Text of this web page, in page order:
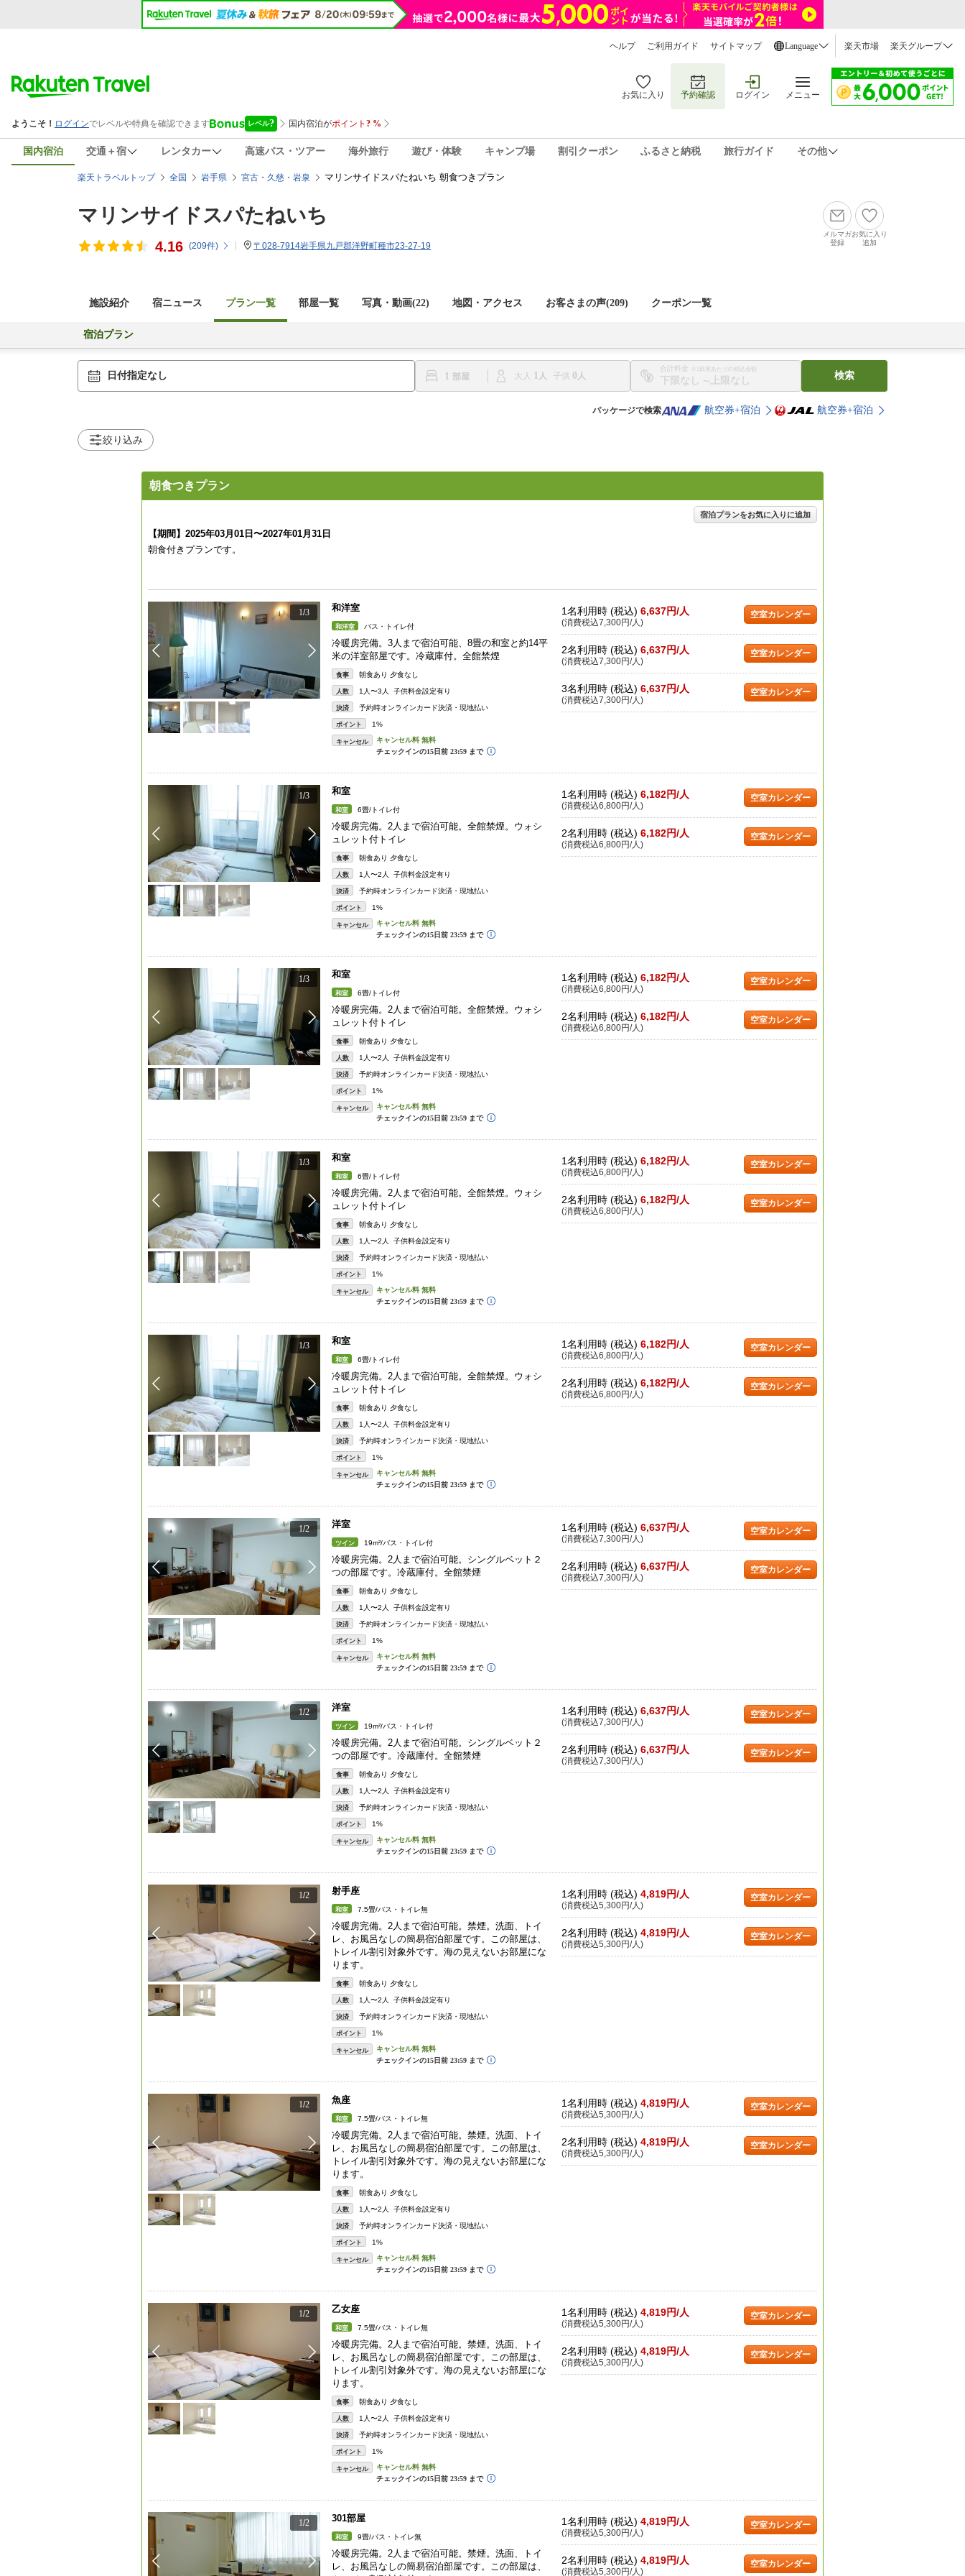
ヘルプ ご利用ガイド サイトマップ Language 楽天市場 楽天グループ
お気に入り 予約確認 ログイン メニュー
国内宿泊 交通＋宿 レンタカー 高速バス・ツアー 海外旅行 遊び・体験 キャンプ場 割引クーポン ふるさと納税 旅行ガイド その他
楽天トラベルトップ 全国 岩手県 宮古・久慈・岩泉 マリンサイドスパたねいち 朝食つきプラン
マリンサイドスパたねいち
4.16 (209件) 〒028-7914岩手県九戸郡洋野町種市23-27-19
メルマガ
登録
お気に入り
追加
施設紹介 宿ニュース プラン一覧 部屋一覧 写真・動画(22) 地図・アクセス お客さまの声(209) クーポン一覧
宿泊プラン
日付指定なし 1 大人 1 子供 0
合計料金 ※1部屋あたりの税込金額
〜
検索
パッケージで検索 航空券+宿泊 航空券+宿泊
絞り込み
朝食つきプラン
宿泊プランをお気に入りに追加
【期間】2025年03月01日〜2027年01月31日
朝食付きプランです。
1/3 和洋室
和洋室 バス・トイレ付
冷暖房完備。3人まで宿泊可能、8畳の和室と約14平
米の洋室部屋です。冷蔵庫付。全館禁煙
食事 朝食あり 夕食なし
人数 1人〜3人 子供料金設定有り
決済 予約時オンラインカード決済・現地払い
ポイント 1%
キャンセル
1名利用時 (税込) 6,637円/人
(消費税込7,300円/人)
空室カレンダー
2名利用時 (税込) 6,637円/人
(消費税込7,300円/人)
空室カレンダー
3名利用時 (税込) 6,637円/人
(消費税込7,300円/人)
空室カレンダー
1/3 和室
和室 6畳/トイレ付
冷暖房完備。2人まで宿泊可能。全館禁煙。ウォシ
ュレット付トイレ
食事 朝食あり 夕食なし
人数 1人〜2人 子供料金設定有り
決済 予約時オンラインカード決済・現地払い
ポイント 1%
キャンセル
1名利用時 (税込) 6,182円/人
(消費税込6,800円/人)
空室カレンダー
2名利用時 (税込) 6,182円/人
(消費税込6,800円/人)
空室カレンダー
1/3 和室
和室 6畳/トイレ付
冷暖房完備。2人まで宿泊可能。全館禁煙。ウォシ
ュレット付トイレ
食事 朝食あり 夕食なし
人数 1人〜2人 子供料金設定有り
決済 予約時オンラインカード決済・現地払い
ポイント 1%
キャンセル
1名利用時 (税込) 6,182円/人
(消費税込6,800円/人)
空室カレンダー
2名利用時 (税込) 6,182円/人
(消費税込6,800円/人)
空室カレンダー
1/3 和室
和室 6畳/トイレ付
冷暖房完備。2人まで宿泊可能。全館禁煙。ウォシ
ュレット付トイレ
食事 朝食あり 夕食なし
人数 1人〜2人 子供料金設定有り
決済 予約時オンラインカード決済・現地払い
ポイント 1%
キャンセル
1名利用時 (税込) 6,182円/人
(消費税込6,800円/人)
空室カレンダー
2名利用時 (税込) 6,182円/人
(消費税込6,800円/人)
空室カレンダー
1/3 和室
和室 6畳/トイレ付
冷暖房完備。2人まで宿泊可能。全館禁煙。ウォシ
ュレット付トイレ
食事 朝食あり 夕食なし
人数 1人〜2人 子供料金設定有り
決済 予約時オンラインカード決済・現地払い
ポイント 1%
キャンセル
1名利用時 (税込) 6,182円/人
(消費税込6,800円/人)
空室カレンダー
2名利用時 (税込) 6,182円/人
(消費税込6,800円/人)
空室カレンダー
1/2 洋室
ツイン 19m²/バス・トイレ付
冷暖房完備。2人まで宿泊可能。シングルベット２
つの部屋です。冷蔵庫付。全館禁煙
食事 朝食あり 夕食なし
人数 1人〜2人 子供料金設定有り
決済 予約時オンラインカード決済・現地払い
ポイント 1%
キャンセル
1名利用時 (税込) 6,637円/人
(消費税込7,300円/人)
空室カレンダー
2名利用時 (税込) 6,637円/人
(消費税込7,300円/人)
空室カレンダー
1/2 洋室
ツイン 19m²/バス・トイレ付
冷暖房完備。2人まで宿泊可能。シングルベット２
つの部屋です。冷蔵庫付。全館禁煙
食事 朝食あり 夕食なし
人数 1人〜2人 子供料金設定有り
決済 予約時オンラインカード決済・現地払い
ポイント 1%
キャンセル
1名利用時 (税込) 6,637円/人
(消費税込7,300円/人)
空室カレンダー
2名利用時 (税込) 6,637円/人
(消費税込7,300円/人)
空室カレンダー
1/2 射手座
和室 7.5畳/バス・トイレ無
冷暖房完備。2人まで宿泊可能。禁煙。洗面、トイ
レ、お風呂なしの簡易宿泊部屋です。この部屋は、
トレイル割引対象外です。海の見えないお部屋にな
ります。
食事 朝食あり 夕食なし
人数 1人〜2人 子供料金設定有り
決済 予約時オンラインカード決済・現地払い
ポイント 1%
キャンセル
1名利用時 (税込) 4,819円/人
(消費税込5,300円/人)
空室カレンダー
2名利用時 (税込) 4,819円/人
(消費税込5,300円/人)
空室カレンダー
1/2 魚座
和室 7.5畳/バス・トイレ無
冷暖房完備。2人まで宿泊可能。禁煙。洗面、トイ
レ、お風呂なしの簡易宿泊部屋です。この部屋は、
トレイル割引対象外です。海の見えないお部屋にな
ります。
食事 朝食あり 夕食なし
人数 1人〜2人 子供料金設定有り
決済 予約時オンラインカード決済・現地払い
ポイント 1%
キャンセル
1名利用時 (税込) 4,819円/人
(消費税込5,300円/人)
空室カレンダー
2名利用時 (税込) 4,819円/人
(消費税込5,300円/人)
空室カレンダー
1/2 乙女座
和室 7.5畳/バス・トイレ無
冷暖房完備。2人まで宿泊可能。禁煙。洗面、トイ
レ、お風呂なしの簡易宿泊部屋です。この部屋は、
トレイル割引対象外です。海の見えないお部屋にな
ります。
食事 朝食あり 夕食なし
人数 1人〜2人 子供料金設定有り
決済 予約時オンラインカード決済・現地払い
ポイント 1%
キャンセル
1名利用時 (税込) 4,819円/人
(消費税込5,300円/人)
空室カレンダー
2名利用時 (税込) 4,819円/人
(消費税込5,300円/人)
空室カレンダー
1/2 301部屋
和室 9畳/バス・トイレ無
冷暖房完備。2人まで宿泊可能。禁煙。洗面、トイ
レ、お風呂なしの簡易宿泊部屋です。この部屋は、
1名利用時 (税込) 4,819円/人
(消費税込5,300円/人)
空室カレンダー
2名利用時 (税込) 4,819円/人
(消費税込5,300円/人)
空室カレンダー